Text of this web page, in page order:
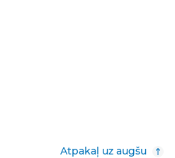
Atpakaļ uz augšu